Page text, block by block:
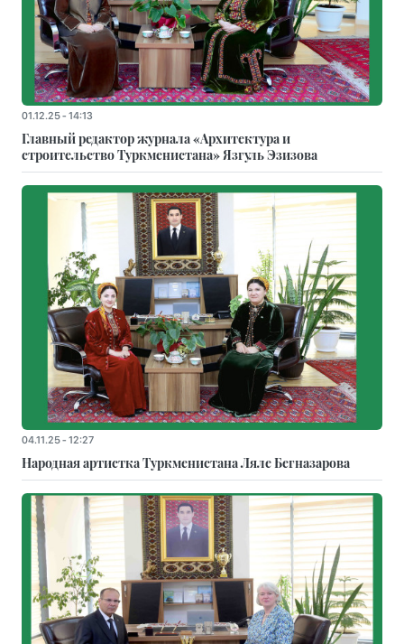
01.12.25 - 14:13
Главный редактор журнала «Архитектура и
строительство Туркменистана» Язгуль Эзизова
04.11.25 - 12:27
Народная артистка Туркменистана Ляле Бегназарова